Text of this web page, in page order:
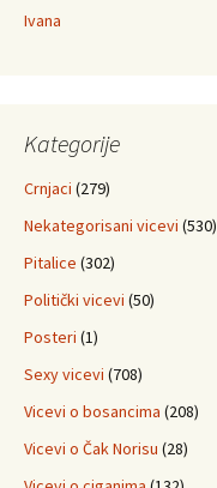
Ivana
Kategorije
Crnjaci (279)
Nekategorisani vicevi (530)
Pitalice (302)
Politički vicevi (50)
Posteri (1)
Sexy vicevi (708)
Vicevi o bosancima (208)
Vicevi o Čak Norisu (28)